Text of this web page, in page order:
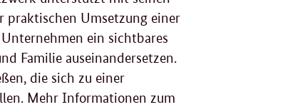
praktischen Umsetzung einer
ein sichtbares
Familie auseinandersetzen.
die sich zu einer
Mehr Informationen zum